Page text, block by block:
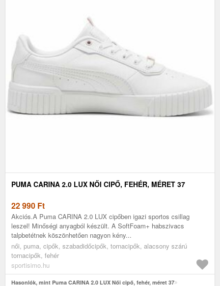
PUMA CARINA 2.0 LUX NŐI CIPŐ, FEHÉR, MÉRET 37
22 990 Ft
Akciós.A Puma CARINA 2.0 LUX cipőben igazi sportos csillag
leszel! Minőségi anyagból készült. A SoftFoam+ habszivacs
talpbetétnek köszönhetően nagyon kény...
női, puma, cipők, szabadidőcipők, tornacipők, alacsony szárú
tornacipők, fehér
sportisimo.hu
Hasonlók, mint Puma CARINA 2.0 LUX Női cipő, fehér, méret 37